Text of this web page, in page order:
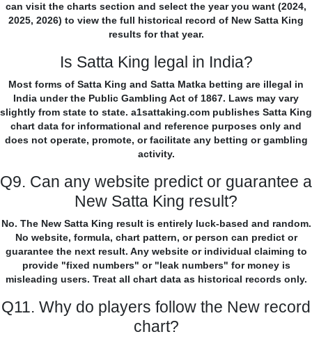
can visit the charts section and select the year you want (2024,
2025, 2026) to view the full historical record of New Satta King
results for that year.
Is Satta King legal in India?
Most forms of Satta King and Satta Matka betting are illegal in
India under the Public Gambling Act of 1867. Laws may vary
slightly from state to state. a1sattaking.com publishes Satta King
chart data for informational and reference purposes only and
does not operate, promote, or facilitate any betting or gambling
activity.
Q9. Can any website predict or guarantee a
New Satta King result?
No. The New Satta King result is entirely luck-based and random.
No website, formula, chart pattern, or person can predict or
guarantee the next result. Any website or individual claiming to
provide "fixed numbers" or "leak numbers" for money is
misleading users. Treat all chart data as historical records only.
Q11. Why do players follow the New record
chart?